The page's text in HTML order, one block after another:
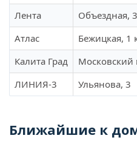
Лента
Объездная,
Атлас
Бежицкая, 1
Калита Град
Московский
ЛИНИЯ-3
Ульянова, 3
Ближайшие к